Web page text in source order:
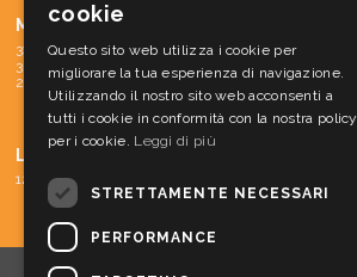
MACCHINE
31 - PARTI DI RICAMBIO E ACCESSORI
30 - MATERIALE CONS. MACCH.
29 - MACCHINE
LINEA CORTESIA
12 - LINEA CORTESIA
cookie
Questo sito web utilizza i cookie per
migliorare la tua esperienza di navigazione.
Utilizzando il nostro sito web acconsenti a
tutti i cookie in conformità con la nostra policy
per i cookie. Leggi di più
STRETTAMENTE NECESSARI
PERFORMANCE